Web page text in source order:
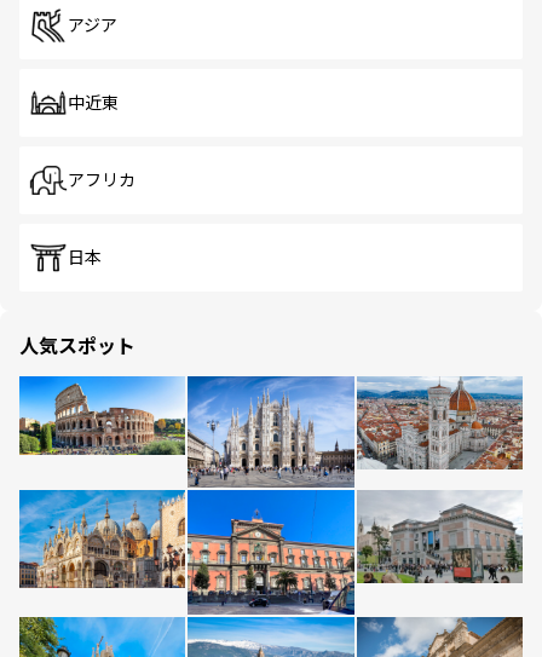
アジア
中近東
アフリカ
日本
人気スポット